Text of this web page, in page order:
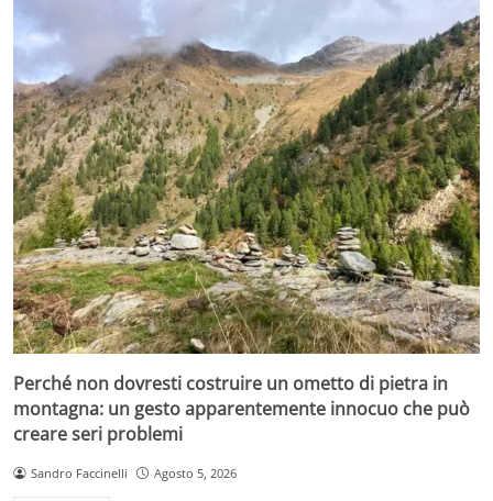
Perché non dovresti costruire un ometto di pietra in
montagna: un gesto apparentemente innocuo che può
creare seri problemi
Sandro Faccinelli Agosto 5, 2026